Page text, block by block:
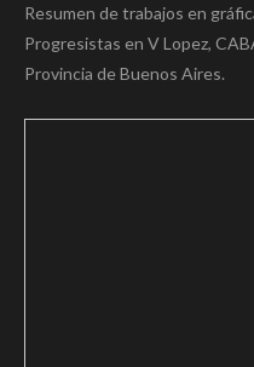
Resumen de trabajos en
Progresistas en V Lopez,
Provincia de Buenos Aires.